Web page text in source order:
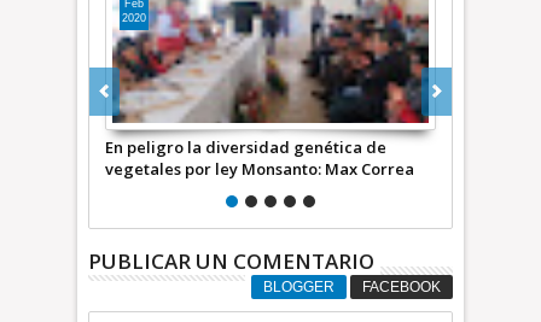
Piden diputados del Edomex que México
no se adhiera a la “ley Monsanto”
Jun
2019
PUBLICAR UN COMENTARIO
BLOGGER FACEBOOK